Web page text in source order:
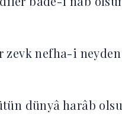
zevk nefha-i neyden
dünyâ harâb